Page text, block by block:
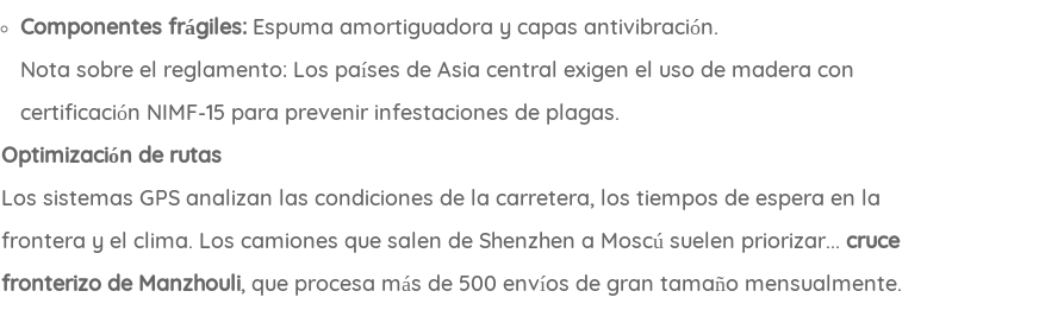
Componentes frágiles: Espuma amortiguadora y capas antivibración.
Nota sobre el reglamento: Los países de Asia central exigen el uso de madera con
certificación NIMF-15 para prevenir infestaciones de plagas.
Optimización de rutas
Los sistemas GPS analizan las condiciones de la carretera, los tiempos de espera en la
frontera y el clima. Los camiones que salen de Shenzhen a Moscú suelen priorizar...cruce
fronterizo de Manzhouli, que procesa más de 500 envíos de gran tamaño mensualmente.